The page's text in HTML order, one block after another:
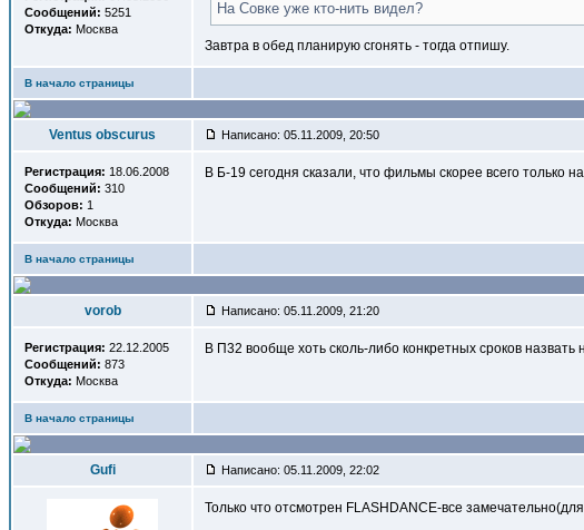
Сообщений: 5251
Откуда: Москва
На Совке уже кто-нить видел?
Завтра в обед планирую сгонять - тогда отпишу.
В начало страницы
Ventus obscurus Написано: 05.11.2009, 20:50
Регистрация: 18.06.2008
Сообщений: 310
Обзоров: 1
Откуда: Москва
В Б-19 сегодня сказали, что фильмы скорее всего только
В начало страницы
vorob Написано: 05.11.2009, 21:20
Регистрация: 22.12.2005
Сообщений: 873
Откуда: Москва
В П32 вообще хоть сколь-либо конкретных сроков назвать
В начало страницы
Gufi Написано: 05.11.2009, 22:02
Только что отсмотрен FLASHDANCE-все